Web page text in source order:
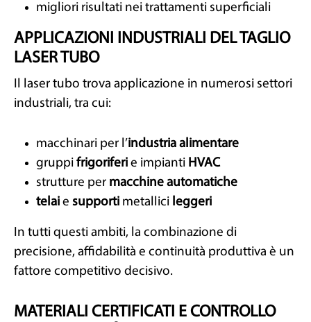
migliori risultati nei trattamenti superficiali
APPLICAZIONI INDUSTRIALI DEL TAGLIO
LASER TUBO
Il laser tubo trova applicazione in numerosi settori
industriali, tra cui:
macchinari per l’industria alimentare
gruppi frigoriferi e impianti HVAC
strutture per macchine automatiche
telai e supporti metallici leggeri
In tutti questi ambiti, la combinazione di
precisione, affidabilità e continuità produttiva è un
fattore competitivo decisivo.
MATERIALI CERTIFICATI E CONTROLLO